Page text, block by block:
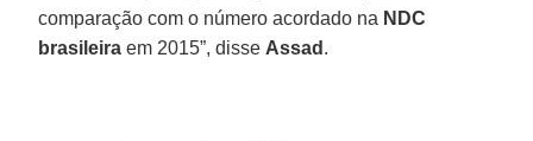
comparação com o número acordado na NDC
brasileira em 2015”, disse Assad .